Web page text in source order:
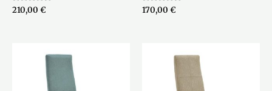
Valorado
con
210,00 €
Valorado
con
170,00 €